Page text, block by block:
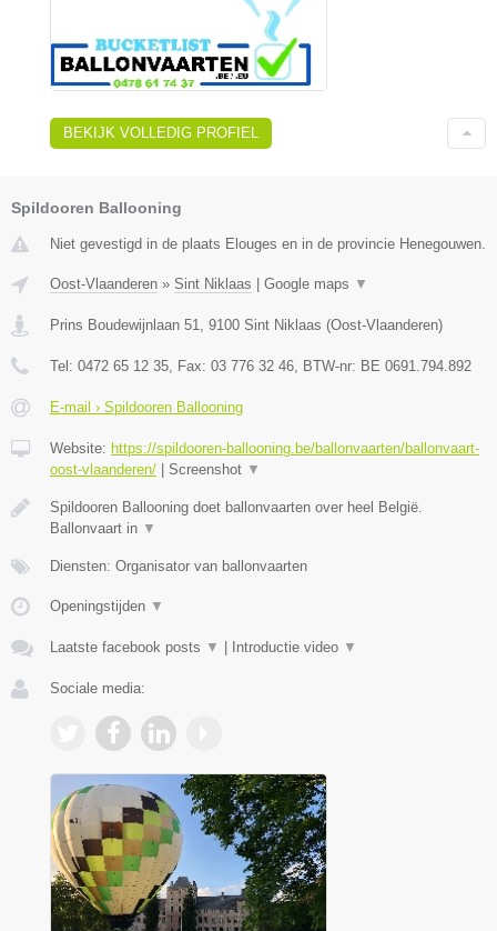
BEKIJK VOLLEDIG PROFIEL
Spildooren Ballooning
Niet gevestigd in de plaats Elouges en in de provincie Henegouwen.
Oost-Vlaanderen » Sint Niklaas | Google maps ▼
Prins Boudewijnlaan 51 9100 Sint Niklaas (Oost-Vlaanderen)
Tel: 0472 65 12 35 , Fax: 03 776 32 46 , BTW-nr: BE 0691.794.892
E-mail › Spildooren Ballooning
Website: https://spildooren-ballooning.be/ballonvaarten/ballonvaart-
oost-vlaanderen/ | Screenshot ▼
Spildooren Ballooning doet ballonvaarten over heel België.
Ballonvaart in ▼
Diensten: Organisator van ballonvaarten
Openingstijden ▼
Laatste facebook posts ▼ | Introductie video ▼
Sociale media: